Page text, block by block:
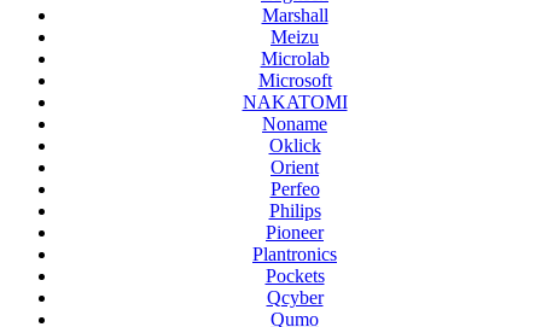
Marshall
Meizu
Microlab
Microsoft
NAKATOMI
Noname
Oklick
Orient
Perfeo
Philips
Pioneer
Plantronics
Pockets
Qcyber
Qumo